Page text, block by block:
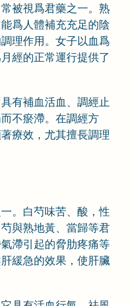
被視爲君藥之一。熟
爲人體補充充足的陰
理作用。女子以血爲
經的正常運行提供了
有補血活血、調經止
不瘀滯。在調經方
療效，尤其擅長調理
。白芍味苦、酸，性
與熟地黃、當歸等君
滯引起的脅肋疼痛等
緩急的效果，使肝臟